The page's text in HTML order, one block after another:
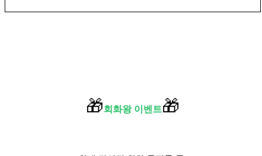
🎁회화왕 이벤트🎁